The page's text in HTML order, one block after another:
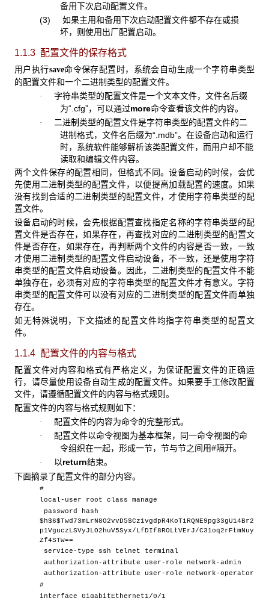
备用下次启动配置文件。
(3) 如果主用和备用下次启动配置文件都不存在或损
坏，则使用出厂配置启动。
1.1.3 配置文件的保存格式
用户执行save命令保存配置时，系统会自动生成一个字符串类型
的配置文件和一个二进制类型的配置文件。
· 字符串类型的配置文件是一个文本文件，文件名后缀
为“.cfg”，可以通过more命令查看该文件的内容。
· 二进制类型的配置文件是字符串类型的配置文件的二
进制格式，文件名后缀为“.mdb”。在设备启动和运行
时，系统软件能够解析该类配置文件，而用户却不能
读取和编辑文件内容。
两个文件保存的配置相同，但格式不同。设备启动的时候，会优
先使用二进制类型的配置文件，以便提高加载配置的速度。如果
没有找到合适的二进制类型的配置文件，才使用字符串类型的配
置文件。
设备启动的时候，会先根据配置查找指定名称的字符串类型的配
置文件是否存在，如果存在，再查找对应的二进制类型的配置文
件是否存在，如果存在，再判断两个文件的内容是否一致，一致
才使用二进制类型的配置文件启动设备，不一致，还是使用字符
串类型的配置文件启动设备。因此，二进制类型的配置文件不能
单独存在，必须有对应的字符串类型的配置文件才有意义。字符
串类型的配置文件可以没有对应的二进制类型的配置文件而单独
存在。
如无特殊说明，下文描述的配置文件均指字符串类型的配置文
件。
1.1.4 配置文件的内容与格式
配置文件对内容和格式有严格定义，为保证配置文件的正确运
行，请尽量使用设备自动生成的配置文件。如果要手工修改配置
文件，请遵循配置文件的内容与格式规则。
配置文件的内容与格式规则如下：
· 配置文件的内容为命令的完整形式。
· 配置文件以命令视图为基本框架，同一命令视图的命
令组织在一起，形成一节，节与节之间用#隔开。
· 以return结束。
下面摘录了配置文件的部分内容。
#
local-user root class manage
password hash
$h$6$Twd73mLrN8O2vvD5$Cz1vgdpR4KoTiRQNE9pg33gU14Br2
p1VguczLSVyJLO2huV5Syx/LfDIf8ROLtVErJ/C31oq2rFtmNuy
Zf4STw==
service-type ssh telnet terminal
authorization-attribute user-role network-admin
authorization-attribute user-role network-operator
#
interface GigabitEthernet1/0/1